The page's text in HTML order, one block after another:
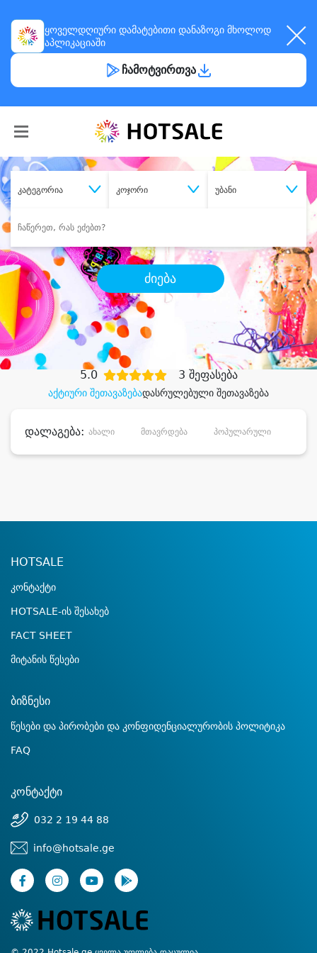
ყოველდღიური დამატებითი დანაზოგი მხოლოდ
აპლიკაციაში
ჩამოტვირთვა
კატეგორია კოჯორი უბანი
ძიება
შეიძინესასურველი მომსახურება
დიდი დანაზოგით
აქტიური შეთავაზებადასრულებული შეთავაზება
5.0 3 შეფასება
დალაგება: ახალი მთავრდება პოპულარული
HOTSALE
კონტაქტი
HOTSALE-ის შესახებ
FACT SHEET
მიტანის წესები
ბიზნესი
წესები და პირობები და კონფიდენციალურობის პოლიტიკა
FAQ
კონტაქტი
032 2 19 44 88
info@hotsale.ge